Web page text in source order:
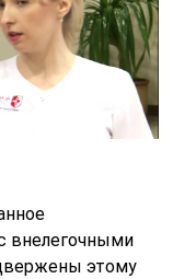
внелегочными
этому